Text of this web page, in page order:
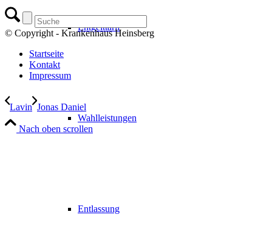
Entgelttarif
Wahlleistungen
Entlassung
© Copyright - Krankenhaus Heinsberg
Startseite
Kontakt
Impressum
Lavin Jonas Daniel
Nach oben scrollen